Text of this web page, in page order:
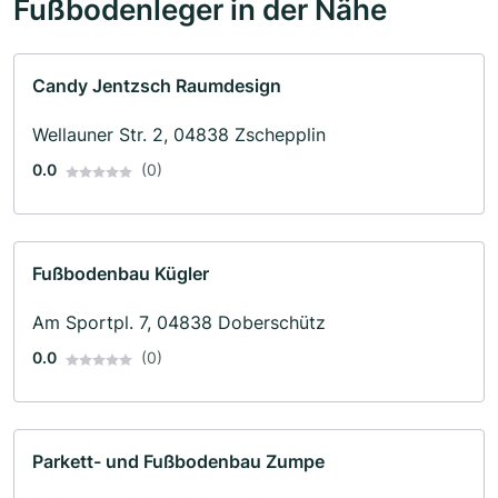
Fußbodenleger in der Nähe
Candy Jentzsch Raumdesign
Wellauner Str. 2, 04838 Zschepplin
0.0 (0)
Fußbodenbau Kügler
Am Sportpl. 7, 04838 Doberschütz
0.0 (0)
Parkett- und Fußbodenbau Zumpe